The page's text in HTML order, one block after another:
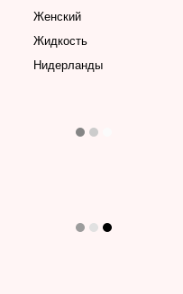
Женский
Жидкость
Нидерланды